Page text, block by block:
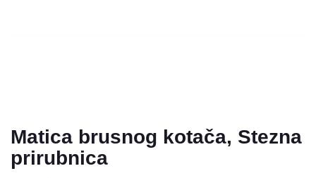
Matica brusnog kotača, Stezna
prirubnica